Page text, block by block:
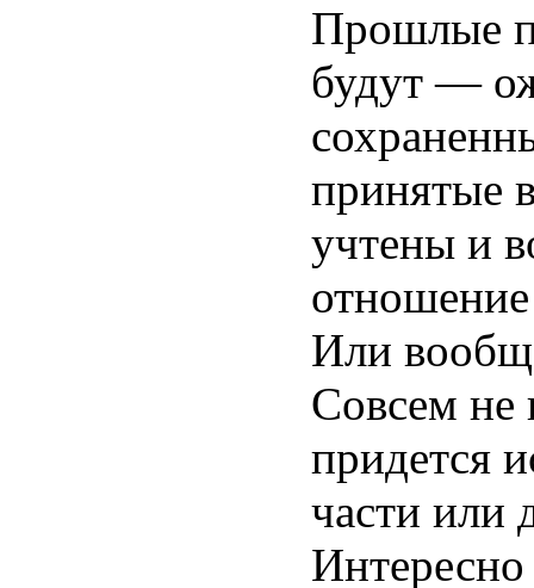
Прошлые
будут —
принятые
учтены и
Или
Совсем не
придется
части или
Интересно